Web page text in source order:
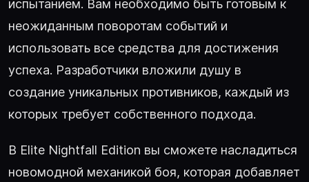
испытанием. Вам необходимо быть готовым к
неожиданным поворотам событий и
использовать все средства для достижения
успеха. Разработчики вложили душу в
создание уникальных противников, каждый из
которых требует собственного подхода.
В Elite Nightfall Edition вы сможете насладиться
новомодной механикой боя, которая добавляет